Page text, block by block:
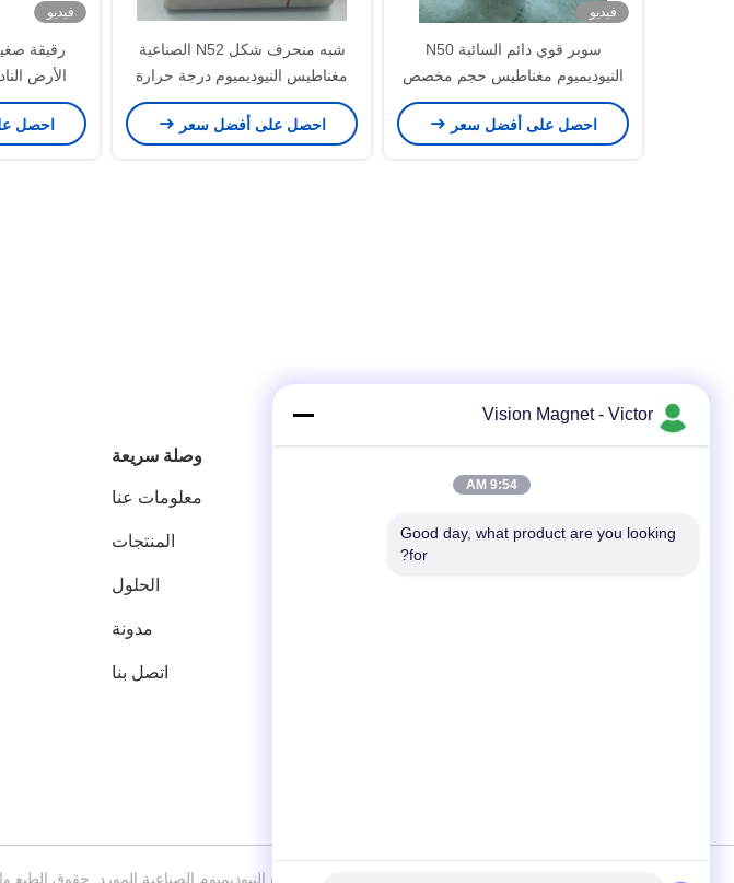
فيديو
سوبر قوي دائم السائبة N50
النيوديميوم مغناطيس حجم مخصص
وعلى شكل
احصل على أفضل سعر
شبه منحرف شكل N52 الصناعية
مغناطيس النيوديميوم درجة حرارة
عالية العمل قوية
احصل على أفضل سعر
فيديو
رقيقة
الأرض
الطاقة
احصل
وصلة سريعة
معلومات عنا
المنتجات
الحلول
مدونة
اتصل بنا
Vision Magnet - Victor
9:54 AM
Good day, what product are you looking
for?